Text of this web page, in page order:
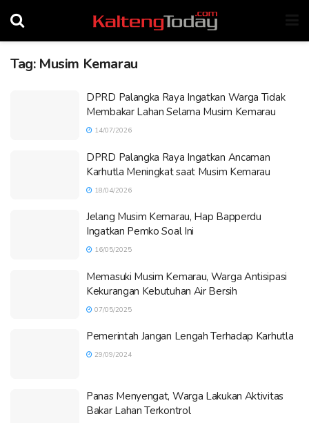
Tag: Musim Kemarau
DPRD Palangka Raya Ingatkan Warga Tidak
Membakar Lahan Selama Musim Kemarau
14/07/2026
DPRD Palangka Raya Ingatkan Ancaman
Karhutla Meningkat saat Musim Kemarau
18/04/2026
Jelang Musim Kemarau, Hap Bapperdu
Ingatkan Pemko Soal Ini
16/05/2025
Memasuki Musim Kemarau, Warga Antisipasi
Kekurangan Kebutuhan Air Bersih
07/05/2025
Pemerintah Jangan Lengah Terhadap Karhutla
29/09/2024
Panas Menyengat, Warga Lakukan Aktivitas
Bakar Lahan Terkontrol